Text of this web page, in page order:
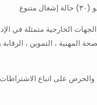
الخارجية متمثلة في
المهنية ، التموين ، الرقابة
على اتباع الاشتراطات